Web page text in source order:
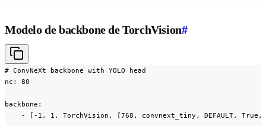
Modelo de backbone de TorchVision#
# ConvNeXt backbone with YOLO head
nc: 80
backbone:
- [-1, 1, TorchVision, [768, convnext_tiny, DEFAULT, True,